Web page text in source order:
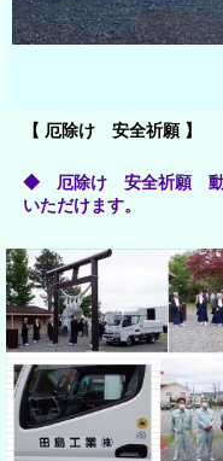
【 厄除け 安全祈願 】
◆ 厄除け 安全祈願
いただけます。